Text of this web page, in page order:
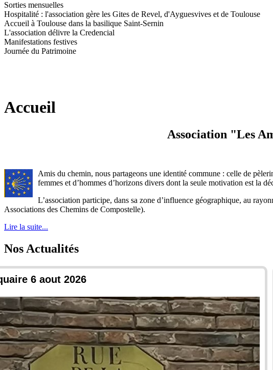
Sorties mensuelles
Hospitalité : l'association gère les Gites de Revel, d'Ayguesvives et de Toulouse
Accueil à Toulouse dans la basilique Saint-Sernin
L'association délivre la Credencial
Manifestations festives
Journée du Patrimoine
Accueil
Association "Les
Amis du chemin, nous partageons une identité commune : celle de
femmes et d’hommes d’horizons divers dont la seule motivation est la
L’association participe, dans sa zone d’influence géographique, au
Associations des Chemins de Compostelle).
Lire la suite...
Nos Actualités
6 aout 2026